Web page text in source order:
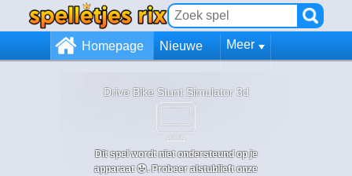
Homepage Nieuwe Meer
Drive Bike Stunt Simulator 3d
Dit spel wordt niet ondersteund op je
apparaat 😞. Probeer alstublieft onze